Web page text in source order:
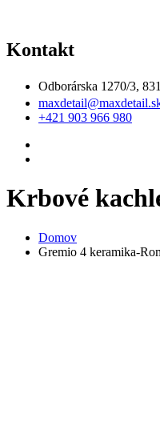
Kontakt
Odborárska 1270/3,
+421 903 966 980
Krbové
Domov
Gremio 4 keramika-